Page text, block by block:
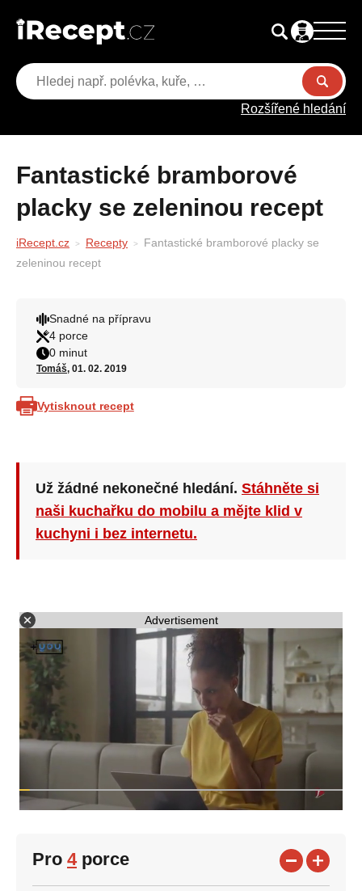
Rozšířené hledání
Fantastické bramborové
placky se zeleninou recept
iRecept.cz Recepty
Fantastické bramborové placky se
zeleninou recept
Snadné na přípravu
4 porce
0 minut
Tomáš, 01. 02. 2019
Vytisknout recept
Už žádné nekonečné hledání. Stáhněte si
naši kuchařku do mobilu a mějte klid v
kuchyni i bez internetu.
Advertisement
Pro 4porce